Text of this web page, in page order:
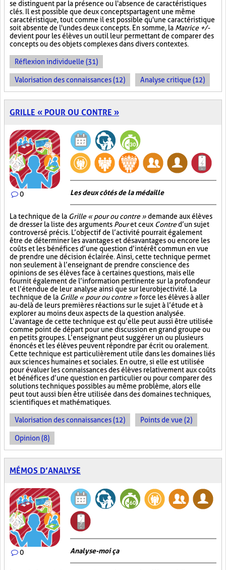
se distinguent par la présence ou l'absence de caractéristiques
clés. Il est possible que deux concepts partagent une même
caractéristique, tout comme il est possible qu'une caractéristique
soit absente de l'un des deux concepts. En somme, la Matrice +/-
devient pour les élèves un outil leur permettant de comparer des
concepts ou des objets complexes dans divers contextes.
Réflexion individuelle (31)
Valorisation des connaissances (12) Analyse critique (12)
GRILLE « POUR OU CONTRE »
0 Les deux côtés de la médaille
La technique de la Grille « pour ou contre »demande aux élèves
de dresser la liste des arguments Pouret ceux Contred’un sujet
controversé précis. L’objectif de l’activité pourrait également
être de déterminer les avantages et désavantages ou encore les
coûts et les bénéfices d’une question d’intérêt commun en vue
de prendre une décision éclairée. Ainsi, cette technique permet
non seulement à l’enseignant de prendre conscience des
opinions de ses élèves face à certaines questions, mais elle
fournit également de l’information pertinente sur la profondeur
et l’étendue de leur analyse ainsi que sur leur objectivité. La
technique de la Grille « pour ou contre »force les élèves à aller
au-delà de leurs premières réactions sur le sujet à l’étude et à
explorer au moins deux aspects de la question analysée.
L’avantage de cette technique est qu’elle peut aussi être utilisée
comme point de départ pour une discussion en grand groupe ou
en petits groupes. L’enseignant peut suggérer un ou plusieurs
énoncés et les élèves peuvent répondre par écrit ou oralement.
Cette technique est particulièrement utile dans les domaines liés
aux sciences humaines et sociales. En outre, si elle est utilisée
pour évaluer les connaissances des élèves relativement aux coûts
et bénéfices d’une question en particulier ou pour comparer des
solutions techniques possibles au même problème, alors elle
peut tout aussi bien être utilisée dans des domaines techniques,
scientifiques et mathématiques.
Valorisation des connaissances (12) Points de vue (2)
Opinion (8)
MÉMOS D’ANALYSE
0 Analyse-moi ça